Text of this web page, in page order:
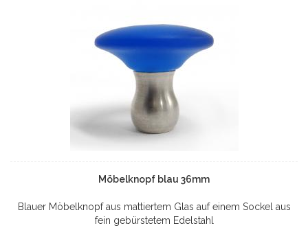
Möbelknopf blau 36mm
Blauer Möbelknopf aus mattiertem Glas auf einem Sockel aus
fein gebürstetem Edelstahl